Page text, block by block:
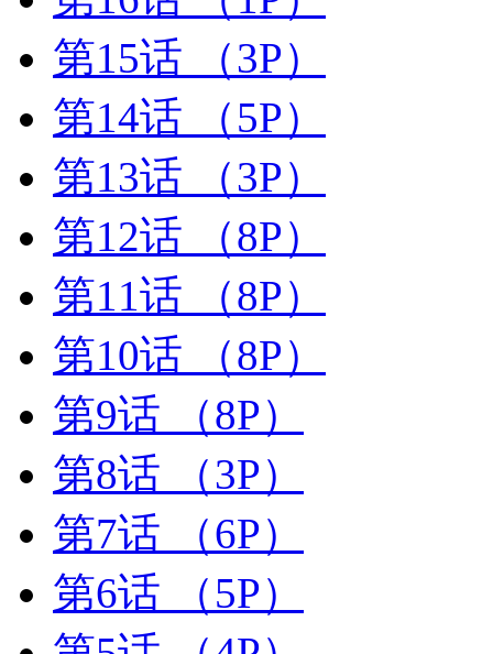
第15话
（3P）
第14话
（5P）
第13话
（3P）
第12话
（8P）
第11话
（8P）
第10话
（8P）
第9话
（8P）
第8话
（3P）
第7话
（6P）
第6话
（5P）